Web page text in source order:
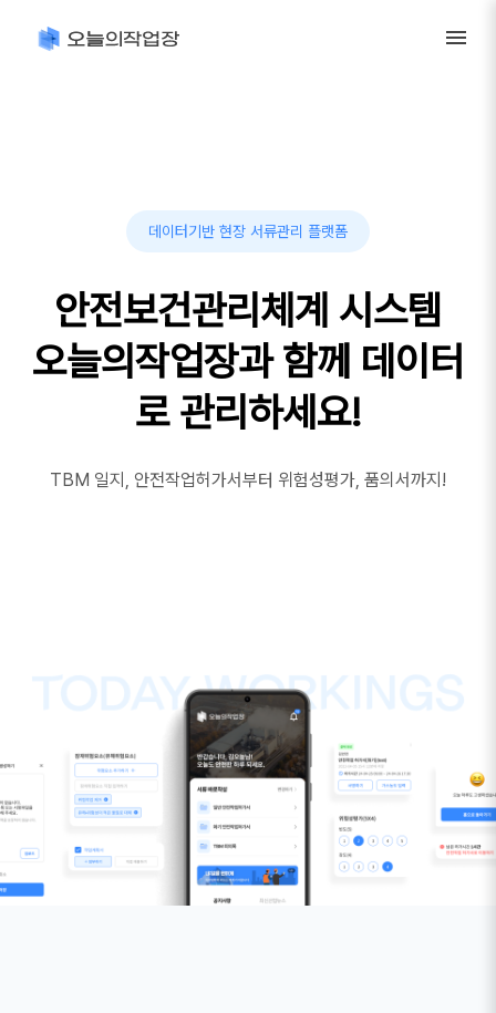
데이터기반 현장 서류관리 플랫폼
안전보건관리체계 시스템
오늘의작업장과 함께 데이터
로 관리하세요!
TBM 일지, 안전작업허가서부터 위험성평가, 품의서까지!